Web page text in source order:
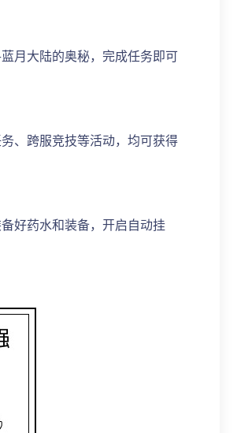
月大陆的奥秘，完成任务即可
、跨服竞技等活动，均可获得
好药水和装备，开启自动挂